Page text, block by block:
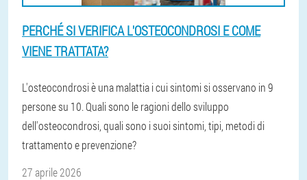
PERCHÉ SI VERIFICA L'OSTEOCONDROSI E COME
VIENE TRATTATA?
L'osteocondrosi è una malattia i cui sintomi si osservano in 9
persone su 10. Quali sono le ragioni dello sviluppo
dell'osteocondrosi, quali sono i suoi sintomi, tipi, metodi di
trattamento e prevenzione?
27 aprile 2026